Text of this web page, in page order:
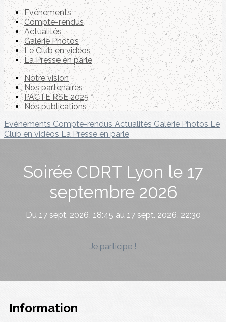
Evénements
Compte-rendus
Actualités
Galérie Photos
Le Club en vidéos
La Presse en parle
Notre vision
Nos partenaires
PACTE RSE 2025
Nos publications
Evénements Compte-rendus Actualités Galérie Photos Le
Club en vidéos La Presse en parle
Soirée CDRT Lyon le 17
septembre 2026
Du 17 sept. 2026, 18:45 au 17 sept. 2026, 22:30
Je participe !
Information